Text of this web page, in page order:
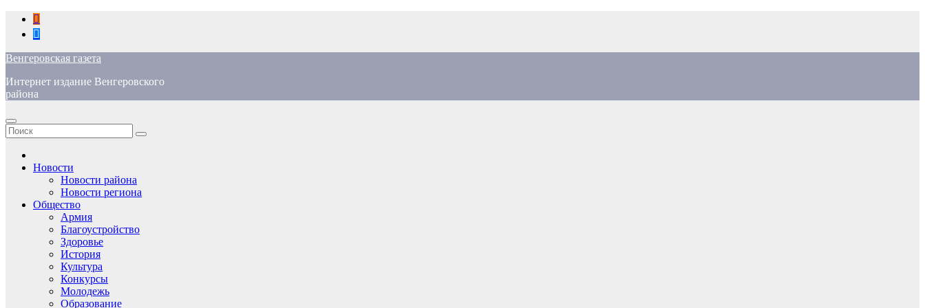
Перейти
содержимому
Венгеровская газета
Интернет издание Венгеровского
района
Новости
Новости района
Новости региона
Общество
Армия
Благоустройство
Здоровье
История
Культура
Конкурсы
Молодежь
Образование